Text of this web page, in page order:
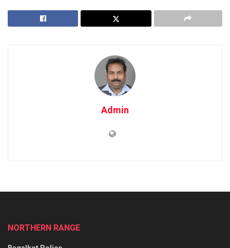
Admin
NORTHERN RANGE